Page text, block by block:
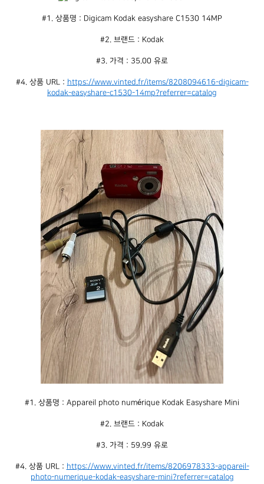
#1. 상품명 : Digicam Kodak easyshare C1530 14MP
#2. 브랜드 : Kodak
#3. 가격 : 35.00 유로
#4. 상품 URL : https://www.vinted.fr/items/8208094616-digicam-
kodak-easyshare-c1530-14mp?referrer=catalog
#1. 상품명 : Appareil photo numérique Kodak Easyshare Mini
#2. 브랜드 : Kodak
#3. 가격 : 59.99 유로
#4. 상품 URL : https://www.vinted.fr/items/8206978333-appareil-
photo-numerique-kodak-easyshare-mini?referrer=catalog